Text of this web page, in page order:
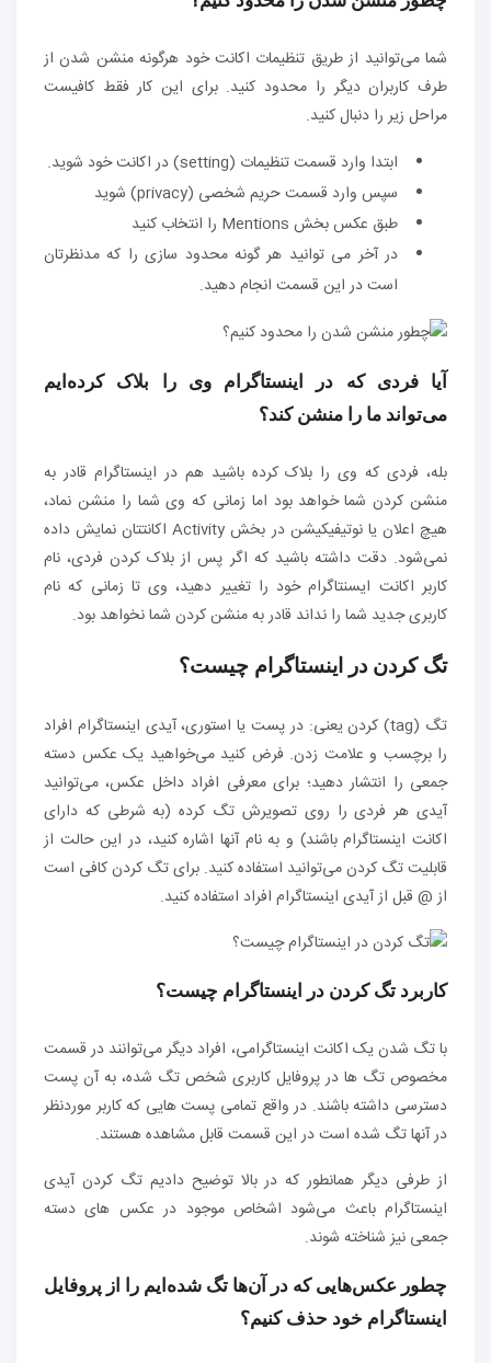
شما می‌توانید از طریق تنظیمات اکانت خود هرگونه منشن شدن از
طرف کاربران دیگر را محدود کنید. برای این کار فقط کافیست
مراحل زیر را دنبال کنید.
ابتدا وارد قسمت تنظیمات (setting) در اکانت خود شوید.
سپس وارد قسمت حریم شخصی (privacy) شوید
طبق عکس بخش Mentions را انتخاب کنید
در آخر می توانید هر گونه محدود سازی را که مدنظرتان
است در این قسمت انجام دهید.
آیا فردی که در اینستاگرام وی را بلاک کرده‌ایم
می‌تواند ما را منشن کند؟
بله، فردی که وی را بلاک کرده باشید هم در اینستاگرام قادر به
منشن کردن شما خواهد بود اما زمانی که وی شما را منشن نماد،
هیچ اعلان یا نوتیفیکیشن در بخش Activity اکانتتان نمایش داده
نمی‌شود. دقت داشته باشید که اگر پس از بلاک کردن فردی، نام
کاربر اکانت ایسنتاگرام خود را تغییر دهید، وی تا زمانی که نام
کاربری جدید شما را نداند قادر به منشن کردن شما نخواهد بود.
تگ کردن در اینستاگرام چیست؟
تگ (tag) کردن یعنی: در پست یا استوری، آیدی اینستاگرام افراد
را برچسب و علامت زدن. فرض کنید می‌خواهید یک عکس دسته
جمعی را انتشار دهید؛ برای معرفی افراد داخل عکس، می‌توانید
آیدی هر فردی را روی تصویرش تگ کرده (به شرطی که دارای
اکانت اینستاگرام باشند) و به نام آنها اشاره کنید، در این حالت از
قابلیت تگ کردن می‌توانید استفاده کنید. برای تگ کردن کافی است
از @ قبل از آیدی اینستاگرام افراد استفاده کنید.
کاربرد تگ کردن در اینستاگرام چیست؟
با تگ شدن یک اکانت اینستاگرامی، افراد دیگر می‌توانند در قسمت
مخصوص تگ ها در پروفایل کاربری شخص تگ شده، به آن پست
دسترسی داشته باشند. در واقع تمامی پست هایی که کاربر موردنظر
در آنها تگ شده است در این قسمت قابل مشاهده هستند.
از طرفی دیگر همانطور که در بالا توضیح دادیم تگ کردن آیدی
اینستاگرام باعث می‌شود اشخاص موجود در عکس های دسته
جمعی نیز شناخته شوند.
چطور عکس‌هایی که در آن‌ها تگ شده‌ایم را از پروفایل
اینستاگرام خود حذف کنیم؟